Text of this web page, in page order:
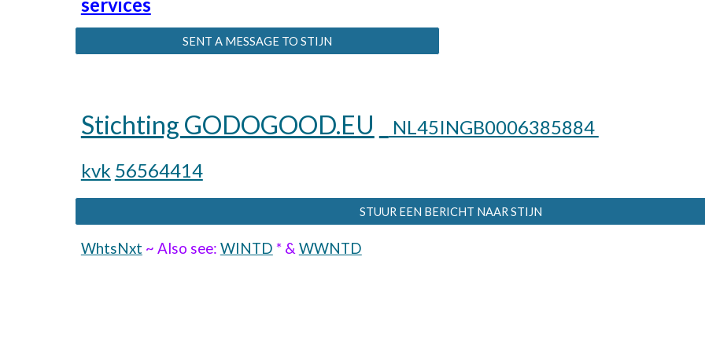
SENT A MESSAGE TO STIJN
Stichting GODOGOOD.EU
NL45INGB0006385884
kvk 56564414
STUUR EEN BERICHT NAAR STIJN
WhtsNxt ~ Also see: WINTD * & WWNTD